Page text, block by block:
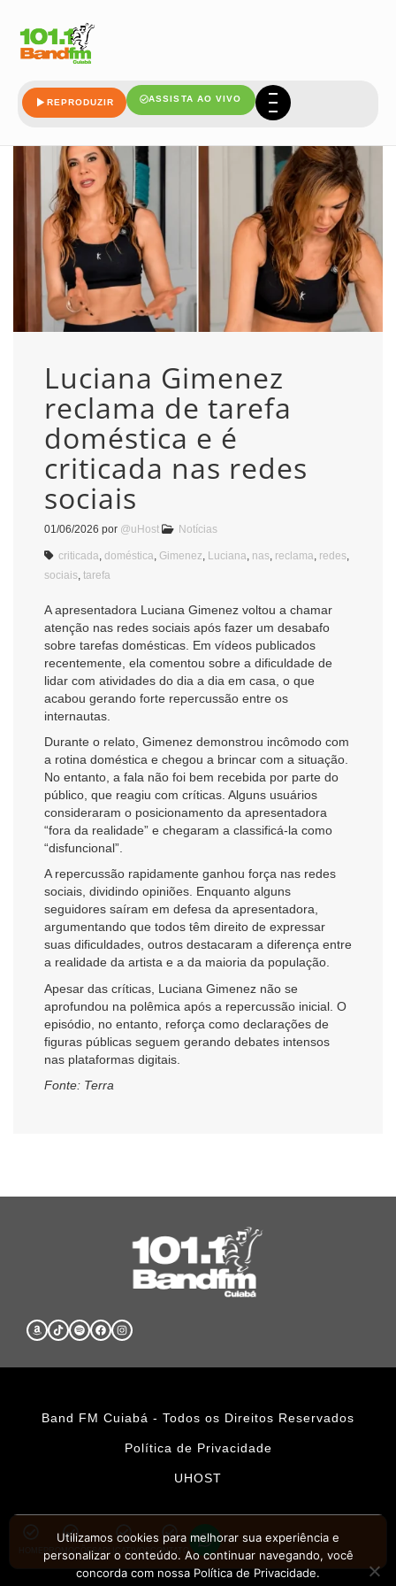
REPRODUZIR ASSISTA AO VIVO
Luciana Gimenez
reclama de tarefa
doméstica e é
criticada nas redes
sociais
01/06/2026 por @uHost Notícias
criticada doméstica Gimenez Luciana nas reclama redes
sociais tarefa
A apresentadora Luciana Gimenez voltou a chamar
atenção nas redes sociais após fazer um desabafo
sobre tarefas domésticas. Em vídeos publicados
recentemente, ela comentou sobre a dificuldade de
lidar com atividades do dia a dia em casa, o que
acabou gerando forte repercussão entre os
internautas.
Durante o relato, Gimenez demonstrou incômodo com
a rotina doméstica e chegou a brincar com a situação.
No entanto, a fala não foi bem recebida por parte do
público, que reagiu com críticas. Alguns usuários
consideraram o posicionamento da apresentadora
“fora da realidade” e chegaram a classificá-la como
“disfuncional”.
A repercussão rapidamente ganhou força nas redes
sociais, dividindo opiniões. Enquanto alguns
seguidores saíram em defesa da apresentadora,
argumentando que todos têm direito de expressar
suas dificuldades, outros destacaram a diferença entre
a realidade da artista e a da maioria da população.
Apesar das críticas, Luciana Gimenez não se
aprofundou na polêmica após a repercussão inicial. O
episódio, no entanto, reforça como declarações de
figuras públicas seguem gerando debates intensos
nas plataformas digitais.
Fonte: Terra
Band FM Cuiabá - Todos os Direitos Reservados
Política de Privacidade
UHOST
PROMOÇÕESAPLICATIVOS CONTATO
Utilizamos cookies para melhorar sua experiência e
personalizar o conteúdo. Ao continuar navegando, você
concorda com nossa Política de Privacidade.